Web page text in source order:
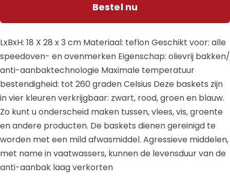
Bestel nu
LxBxH: 18 X 28 x 3 cm Materiaal: teflon Geschikt voor: alle
speedoven- en ovenmerken Eigenschap: olievrij bakken/
anti-aanbaktechnologie Maximale temperatuur
bestendigheid: tot 260 graden Celsius Deze baskets zijn
in vier kleuren verkrijgbaar: zwart, rood, groen en blauw.
Zo kunt u onderscheid maken tussen, vlees, vis, groente
en andere producten. De baskets dienen gereinigd te
worden met een mild afwasmiddel. Agressieve middelen,
met name in vaatwassers, kunnen de levensduur van de
anti-aanbak laag verkorten